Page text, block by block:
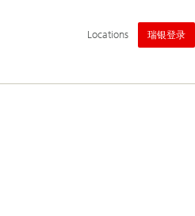
导Locations 瑞银登录